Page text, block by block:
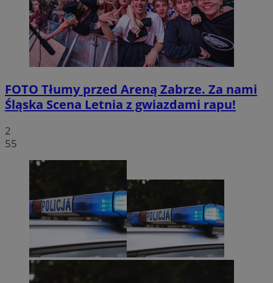
FOTO Tłumy przed Areną Zabrze. Za nami
Śląska Scena Letnia z gwiazdami rapu!
2
55